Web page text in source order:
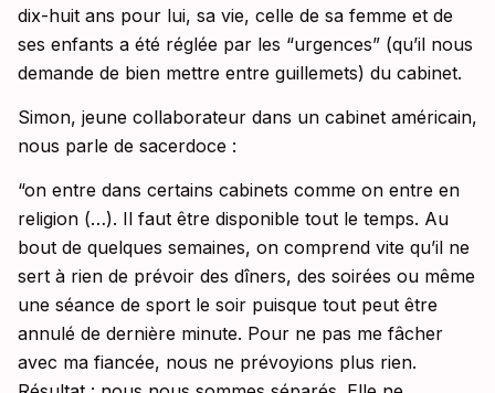
dix-huit ans pour lui, sa vie, celle de sa femme et de
ses enfants a été réglée par les “urgences” (qu’il nous
demande de bien mettre entre guillemets) du cabinet.
Simon, jeune collaborateur dans un cabinet américain,
nous parle de sacerdoce :
“on entre dans certains cabinets comme on entre en
religion (…). Il faut être disponible tout le temps. Au
bout de quelques semaines, on comprend vite qu’il ne
sert à rien de prévoir des dîners, des soirées ou même
une séance de sport le soir puisque tout peut être
annulé de dernière minute. Pour ne pas me fâcher
avec ma fiancée, nous ne prévoyions plus rien.